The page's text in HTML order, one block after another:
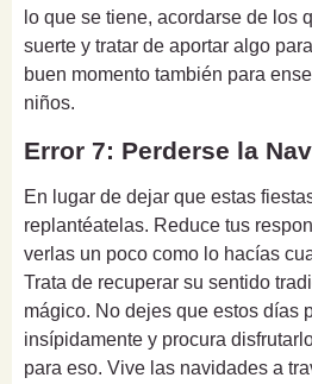
lo que se tiene, acordarse de los
suerte y tratar de aportar algo
buen momento también para
niños.
Error 7: Perderse la
En lugar de dejar que estas
replantéatelas. Reduce tus
verlas un poco como lo hacías
Trata de recuperar su sentido
mágico. No dejes que estos días
insípidamente y procura
para eso. Vive las navidades a